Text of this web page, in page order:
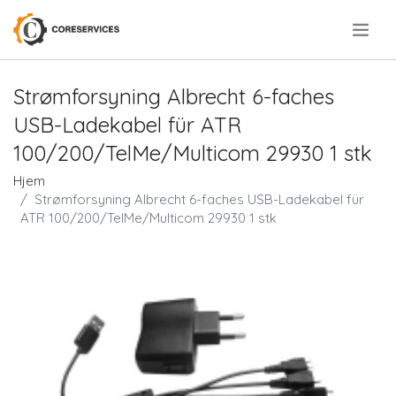
Strømforsyning Albrecht 6-faches
USB-Ladekabel für ATR
100/200/TelMe/Multicom 29930 1 stk
Hjem
Strømforsyning Albrecht 6-faches USB-Ladekabel für
ATR 100/200/TelMe/Multicom 29930 1 stk